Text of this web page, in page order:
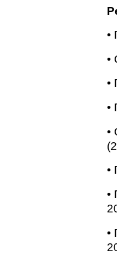
•
•
•
•
•
•
•
•